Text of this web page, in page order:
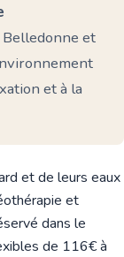
et
et à la
et de leurs eaux
et
dans le
de 116€ à